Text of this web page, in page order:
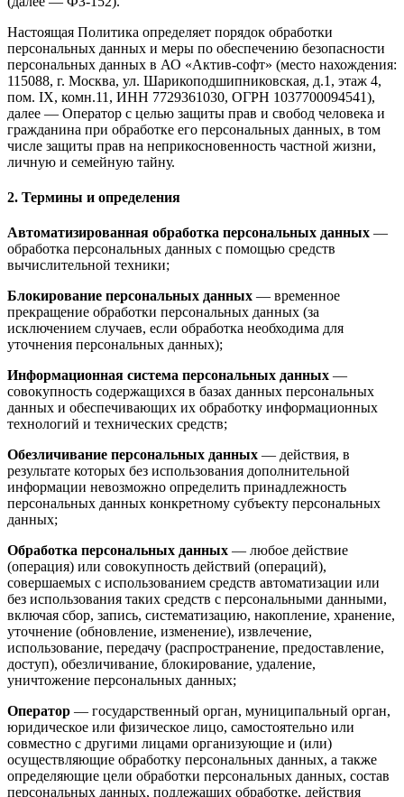
Настоящая Политика определяет порядок обработки
персональных данных и меры по обеспечению безопасности
персональных данных в АО «Актив-софт» (место нахождения:
115088, г. Москва, ул. Шарикоподшипниковская, д.1, этаж 4,
пом. IX, комн.11, ИНН 7729361030, ОГРН 1037700094541),
далее — Оператор с целью защиты прав и свобод человека и
гражданина при обработке его персональных данных, в том
числе защиты прав на неприкосновенность частной жизни,
личную и семейную тайну.
2. Термины и определения
Автоматизированная обработка персональных данных —
обработка персональных данных с помощью средств
вычислительной техники;
Блокирование персональных данных — временное
прекращение обработки персональных данных (за
исключением случаев, если обработка необходима для
уточнения персональных данных);
Информационная система персональных данных —
совокупность содержащихся в базах данных персональных
данных и обеспечивающих их обработку информационных
технологий и технических средств;
Обезличивание персональных данных — действия, в
результате которых без использования дополнительной
информации невозможно определить принадлежность
персональных данных конкретному субъекту персональных
данных;
Обработка персональных данных — любое действие
(операция) или совокупность действий (операций),
совершаемых с использованием средств автоматизации или
без использования таких средств с персональными данными,
включая сбор, запись, систематизацию, накопление, хранение,
уточнение (обновление, изменение), извлечение,
использование, передачу (распространение, предоставление,
доступ), обезличивание, блокирование, удаление,
уничтожение персональных данных;
Оператор — государственный орган, муниципальный орган,
юридическое или физическое лицо, самостоятельно или
совместно с другими лицами организующие и (или)
осуществляющие обработку персональных данных, а также
определяющие цели обработки персональных данных, состав
персональных данных, подлежащих обработке, действия